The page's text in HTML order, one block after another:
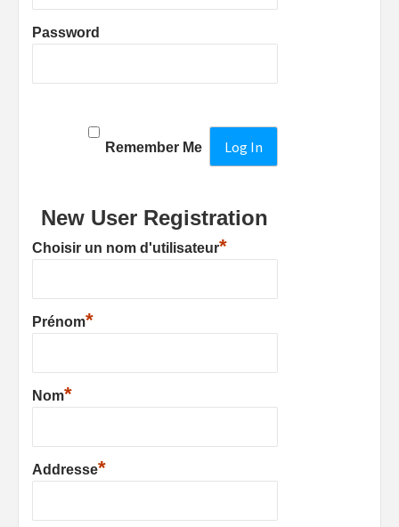
Password
Remember Me
New User Registration
Choisir un nom d'utilisateur*
Prénom*
Nom*
Addresse*